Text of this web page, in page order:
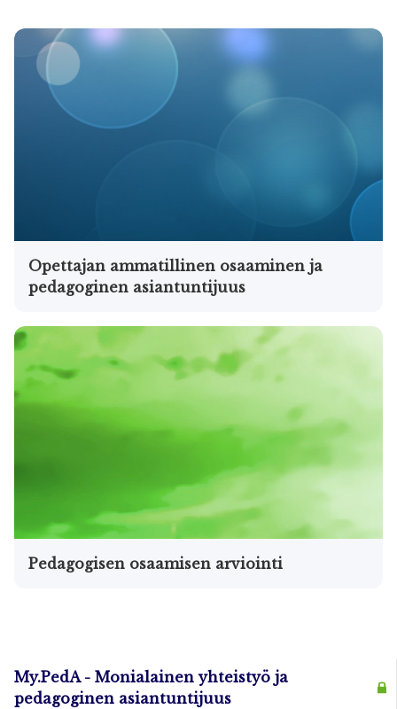
Opettajan ammatillinen osaaminen ja
pedagoginen asiantuntijuus
Pedagogisen osaamisen arviointi
My.PedA - Monialainen yhteistyö ja
pedagoginen asiantuntijuus